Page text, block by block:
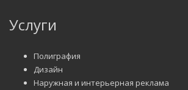
Услуги
Полиграфия
Дизайн
Наружная и интерьерная реклама